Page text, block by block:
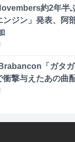
約2年半
ンジン」発表、阿
「ガタ
衝撃与えたあの曲